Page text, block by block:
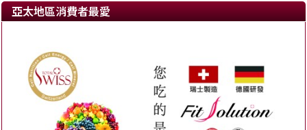
亞太地區消費者最愛